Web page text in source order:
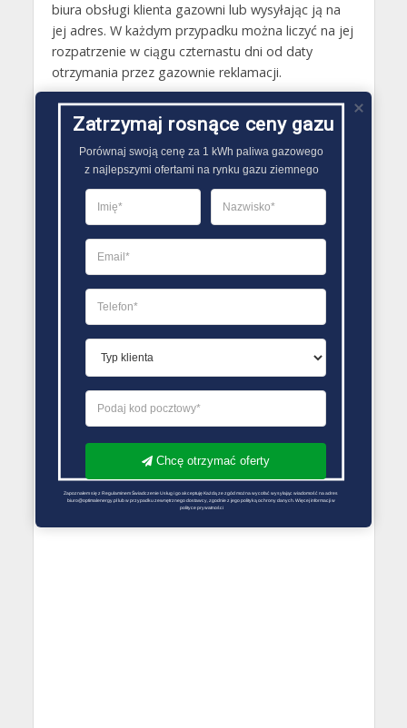
biura obsługi klienta gazowni lub wysyłając ją na
jej adres. W każdym przypadku można liczyć na jej
rozpatrzenie w ciągu czternastu dni od daty
otrzymania przez gazownie reklamacji.
Gazy techniczne Drezdenko
Butle gazowe Drezdenko
Gaz płynny Drezdenko
LPG Drezdenko
Dostawcy gazu Drezdenko
PORÓWNYWARKA OFERT GAZU
Zatrzymaj rosnące ceny gazu
Porównaj swoją cenę za 1 kWh paliwa gazowego
z najlepszymi ofertami na rynku gazu ziemnego
Chcę otrzymać oferty
Zapoznałem się z Regulaminem Świadczenie Usług i go akceptuję Każdą ze zgód można wycofać wysyłając wiadomość na adres
biuro@optimalenergy.pl lub w przypadku zewnętrznego dostawcy, zgodnie z jego polityką ochrony danych. Więcej informacji w
polityce prywatności